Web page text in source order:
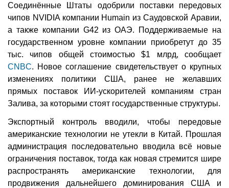
Соединённые Штаты одобрили поставки передовых
чипов NVIDIA компании Humain из Саудовской Аравии,
а также компании G42 из ОАЭ. Поддерживаемые на
государственном уровне компании приобретут до 35
тыс. чипов общей стоимостью $1 млрд, сообщает
CNBC. Новое соглашение свидетельствует о крупных
изменениях политики США, ранее не желавших
прямых поставок ИИ-ускорителей компаниям стран
Залива, за которыми стоят государственные структуры.
Экспортный контроль вводили, чтобы передовые
американские технологии не утекли в Китай. Прошлая
администрация последовательно вводила всё новые
ограничения поставок, тогда как новая стремится шире
распространять американские технологии, для
продвижения дальнейшего доминирования США и